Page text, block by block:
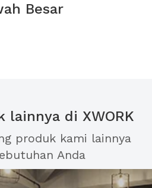
Besar
lainnya di XWORK
produk kami lainnya
Anda